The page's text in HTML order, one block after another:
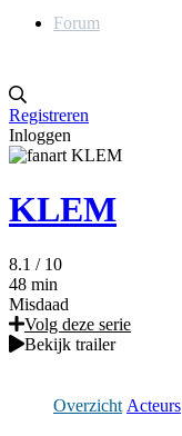
Forum
Registreren
Inloggen
KLEM
8.1 / 10
48 min
Misdaad
Volg deze serie
Bekijk trailer
Overzicht Acteurs